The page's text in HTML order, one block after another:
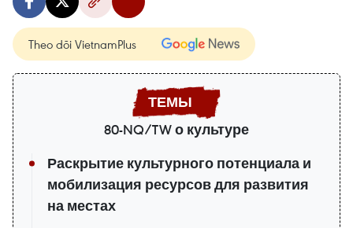
Theo dõi VietnamPlus
80-NQ/TW о культуре
Раскрытие культурного потенциала и
мобилизация ресурсов для развития
на местах